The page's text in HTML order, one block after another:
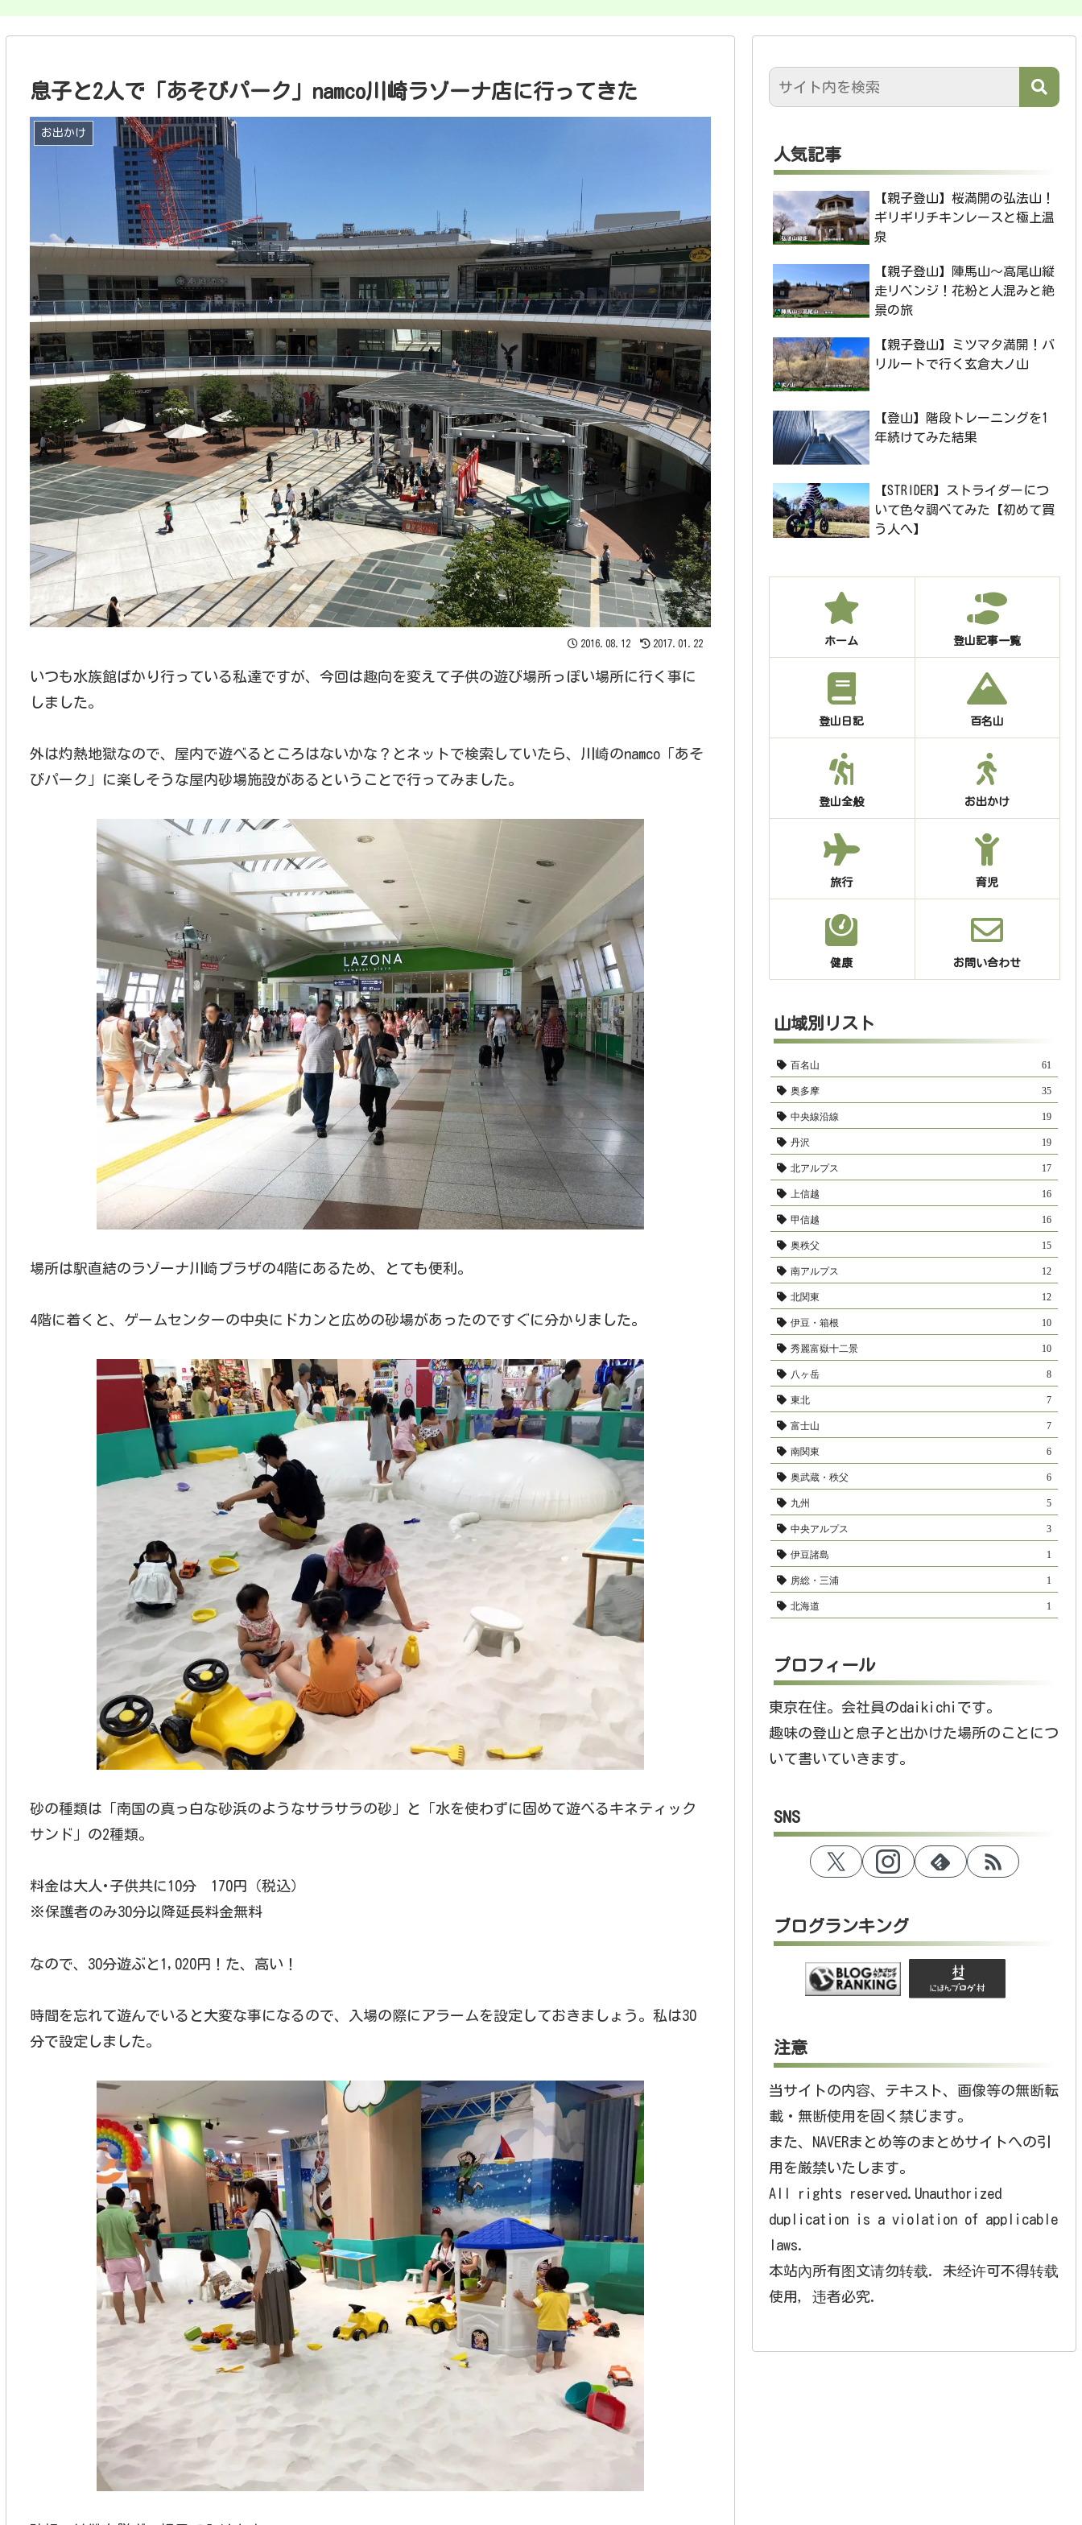
息子と2人で「あそびパーク」namco川崎ラゾーナ店に行ってきた
お出かけ
2016.08.12 2017.01.22
いつも水族館ばかり行っている私達ですが、今回は趣向を変えて子供の遊び場所っぽい場所に行く事に
しました。
外は灼熱地獄なので、屋内で遊べるところはないかな？とネットで検索していたら、川崎のnamco「あそ
びパーク」に楽しそうな屋内砂場施設があるということで行ってみました。
場所は駅直結のラゾーナ川崎プラザの4階にあるため、とても便利。
4階に着くと、ゲームセンターの中央にドカンと広めの砂場があったのですぐに分かりました。
砂の種類は「南国の真っ白な砂浜のようなサラサラの砂」と「水を使わずに固めて遊べるキネティック
サンド」の2種類。
料金は大人･子供共に10分 170円（税込）
※保護者のみ30分以降延長料金無料
なので、30分遊ぶと1,020円！た、高い！
時間を忘れて遊んでいると大変な事になるので、入場の際にアラームを設定しておきましょう。私は30
分で設定しました。
人気記事
【親子登山】桜満開の弘法山！
ギリギリチキンレースと極上温
泉
【親子登山】陣馬山〜高尾山縦
走リベンジ！花粉と人混みと絶
景の旅
【親子登山】ミツマタ満開！バ
リルートで行く玄倉大ノ山
【登山】階段トレーニングを1
年続けてみた結果
【STRIDER】ストライダーにつ
いて色々調べてみた【初めて買
う人へ】
ホーム 登山記事一覧
登山日記 百名山
登山全般 お出かけ
旅行 育児
健康 お問い合わせ
山域別リスト
百名山 61
奥多摩 35
中央線沿線 19
丹沢 19
北アルプス 17
上信越 16
甲信越 16
奥秩父 15
南アルプス 12
北関東 12
伊豆・箱根 10
秀麗富嶽十二景 10
八ヶ岳 8
東北 7
富士山 7
南関東 6
奥武蔵・秩父 6
九州 5
中央アルプス 3
伊豆諸島 1
房総・三浦 1
北海道 1
プロフィール
東京在住。会社員のdaikichiです。
趣味の登山と息子と出かけた場所のことにつ
いて書いていきます。
SNS
ブログランキング
注意
当サイトの内容、テキスト、画像等の無断転
載・無断使用を固く禁じます。
また、NAVERまとめ等のまとめサイトへの引
用を厳禁いたします。
All rights reserved.Unauthorized
duplication is a violation of applicable
laws.
本站內所有图文请勿转载. 未经许可不得转载
使用，违者必究.